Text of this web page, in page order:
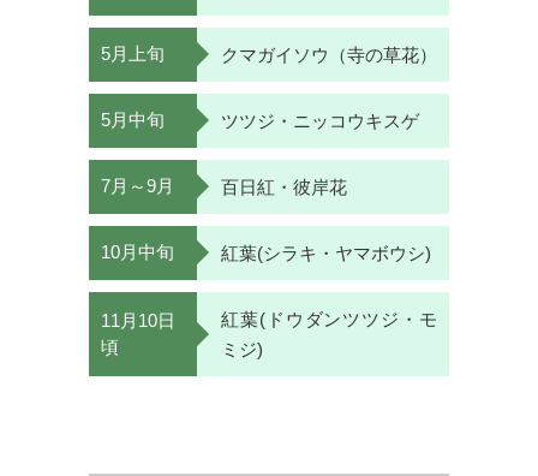
5月上旬 クマガイソウ（寺の草花）
5月中旬 ツツジ・ニッコウキスゲ
7月～9月 百日紅・彼岸花
10月中旬 紅葉(シラキ・ヤマボウシ)
11月10日
頃
紅葉(ドウダンツツジ・モ
ミジ)